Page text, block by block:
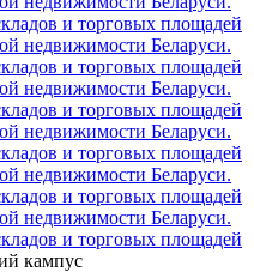
и торговых площадей
недвижимости Беларуси.
и торговых площадей
недвижимости Беларуси.
и торговых площадей
недвижимости Беларуси.
и торговых площадей
недвижимости Беларуси.
и торговых площадей
недвижимости Беларуси.
и торговых площадей
кампус